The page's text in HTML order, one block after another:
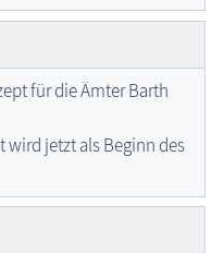
für die Ämter Barth
wird jetzt als Beginn des